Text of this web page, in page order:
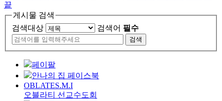
끝
게시물 검색
검색대상
검색어 필수
페이팔
안나의 집 페이스북
OBLATES.M.I
오블라티 선교수도회